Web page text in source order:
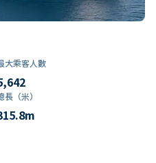
大乘客人數
長（米）
m